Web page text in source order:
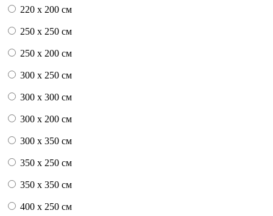
220 x 200 см
250 x 250 см
250 x 200 см
300 x 250 см
300 x 300 см
300 x 200 см
300 x 350 см
350 x 250 см
350 x 350 см
400 x 250 см